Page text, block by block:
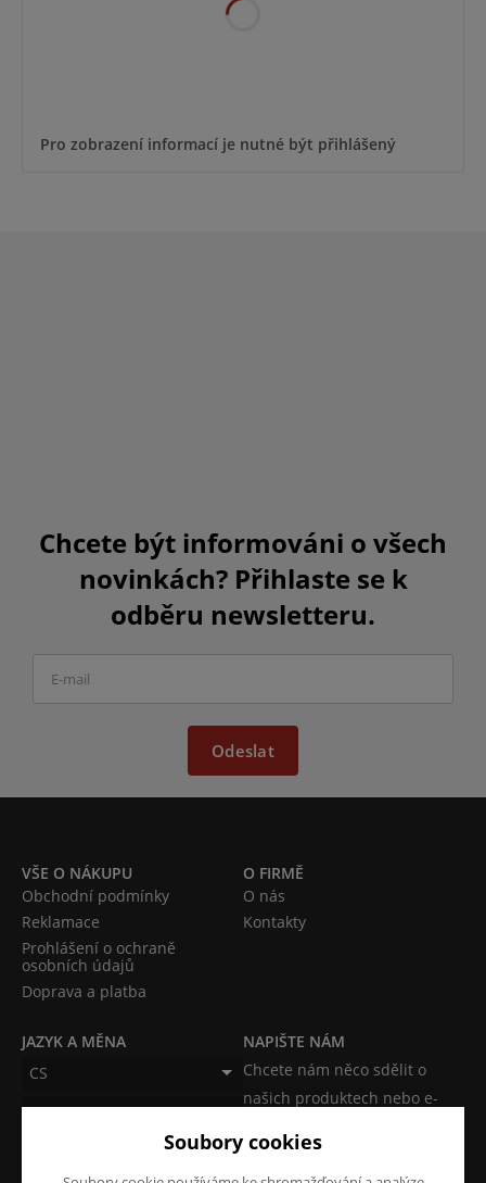
Pro zobrazení informací je nutné být přihlášený
Chcete být informováni o všech
novinkách? Přihlaste se k
odběru newsletteru.
Odeslat
VŠE O NÁKUPU
Obchodní podmínky
Reklamace
Prohlášení o ochraně
osobních údajů
Doprava a platba
O FIRMĚ
O nás
Kontakty
JAZYK A MĚNA
CS
CZK (Kč)
NAPIŠTE NÁM
Chcete nám něco sdělit o
našich produktech nebo e-
Soubory cookies